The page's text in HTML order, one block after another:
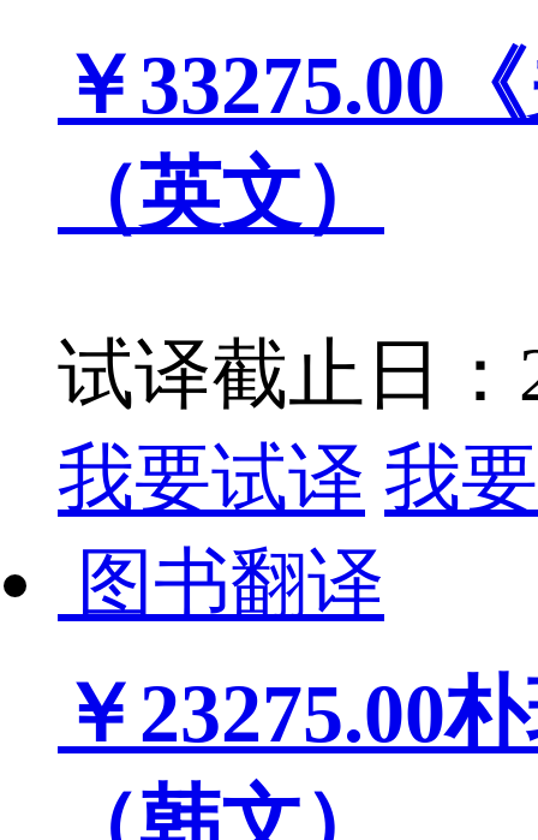
￥33275.00
（英文）
试译截止日：
我要试译 我
图书翻译
￥23275.00